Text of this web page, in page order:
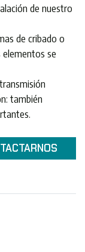
de nuestro
de cribado o
se
también